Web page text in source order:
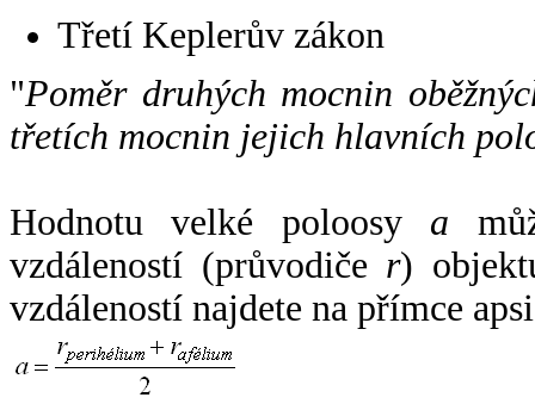
Třetí Keplerův zákon
"Poměr druhých mocnin
třetích mocnin jejich hlavních
Hodnotu velké poloosy a
vzdáleností (průvodiče r)
vzdáleností najdete na přímce